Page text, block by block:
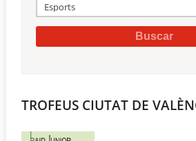
TROFEUS CIUTAT DE